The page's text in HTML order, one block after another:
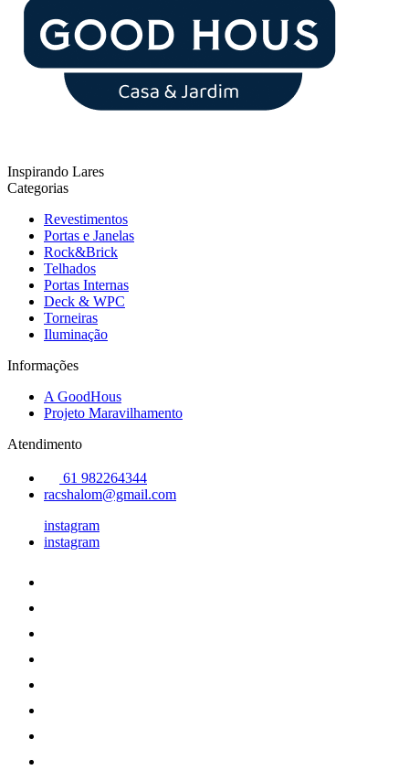
Inspirando Lares
Categorias
Revestimentos
Portas e Janelas
Rock&Brick
Telhados
Portas Internas
Deck & WPC
Torneiras
Iluminação
Informações
A GoodHous
Projeto Maravilhamento
Atendimento
61 982264344
racshalom@gmail.com
instagram
instagram